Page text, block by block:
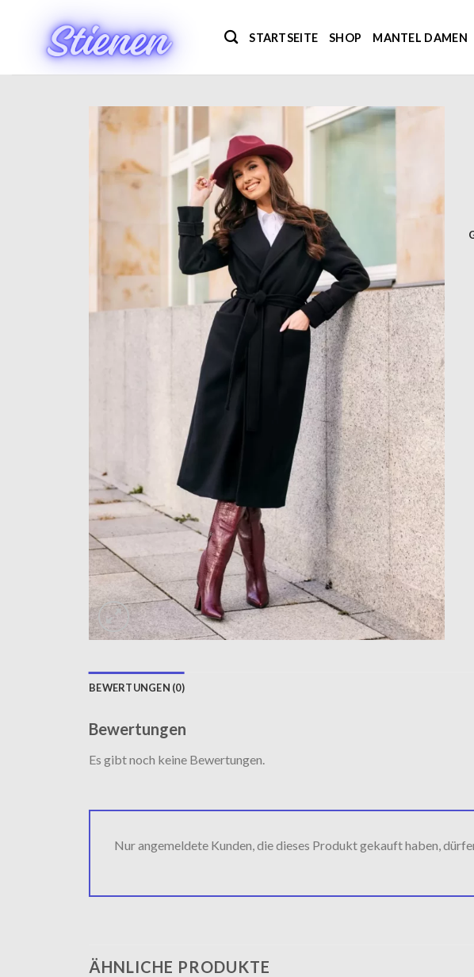
STARTSEITE SHOP MANTEL DAMEN
BEWERTUNGEN (0)
Bewertungen
Es gibt noch keine Bewertungen.
Nur angemeldete Kunden, die dieses Produkt gekauft haben,
ÄHNLICHE PRODUKTE